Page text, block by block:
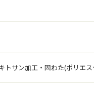
トサン加工・固わた(ポリエ